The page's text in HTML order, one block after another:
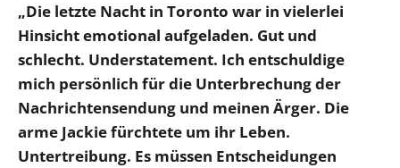
„Die letzte Nacht in Toronto war in vielerlei
Hinsicht emotional aufgeladen. Gut und
schlecht. Understatement. Ich entschuldige
mich persönlich für die Unterbrechung der
Nachrichtensendung und meinen Ärger. Die
arme Jackie fürchtete um ihr Leben.
Untertreibung. Es müssen Entscheidungen